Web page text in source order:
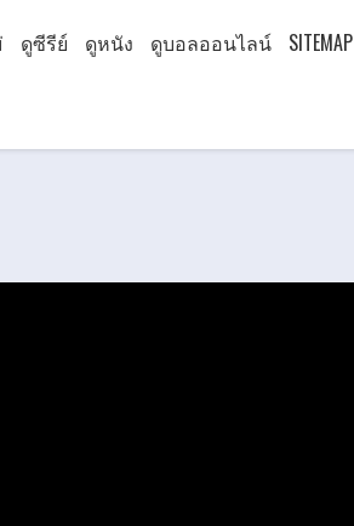
ดูซีรีย์ ดูหนัง ดูบอลออนไลน์ SITEMAP